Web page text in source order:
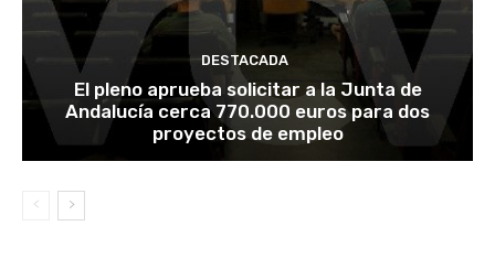
DESTACADA
El pleno aprueba solicitar a la Junta de
Andalucía cerca 770.000 euros para dos
proyectos de empleo